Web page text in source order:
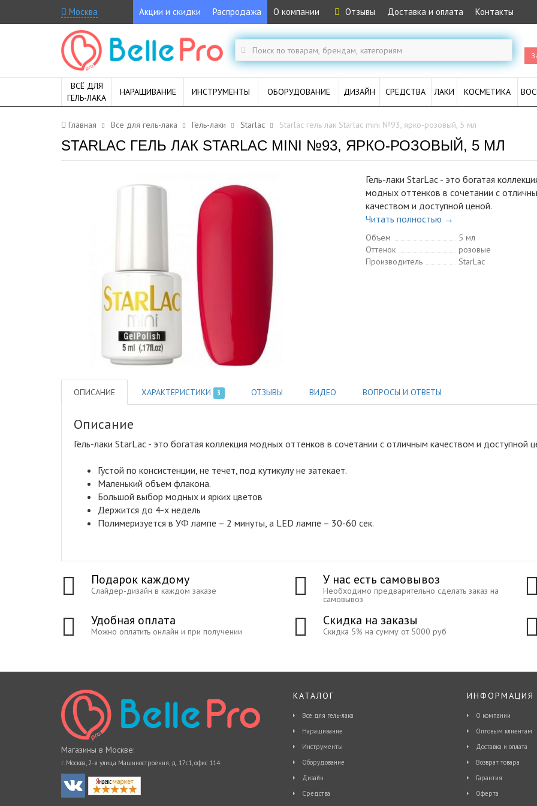
Москва Акции и скидки Распродажа О компании Отзывы Доставка и оплата Контакты
ВСЁ ДЛЯ
ГЕЛЬ-ЛАКА
НАРАЩИВАНИЕ ИНСТРУМЕНТЫ ОБОРУДОВАНИЕ ДИЗАЙН СРЕДСТВА ЛАКИ КОСМЕТИКА
Главная Все для гель-лака Гель-лаки Starlac Starlac гель лак Starlac mini №93, ярко-розовый, 5 мл
STARLAC ГЕЛЬ ЛАК STARLAC MINI №93, ЯРКО-РОЗОВЫЙ, 5 МЛ
Гель-лаки StarLac - это богатая
модных оттенков в сочетании с
качеством и доступной ценой.
Читать полностью →
Объем
5 мл
Оттенок
розовые
Производитель
StarLac
ОПИСАНИЕ ХАРАКТЕРИСТИКИ 3 ОТЗЫВЫ ВИДЕО ВОПРОСЫ И ОТВЕТЫ
Описание
Гель-лаки StarLac - это богатая коллекция модных оттенков в сочетании с отличным качеством и доступной
Густой по консистенции, не течет, под кутикулу не затекает.
Маленький объем флакона.
Большой выбор модных и ярких цветов
Держится до 4-х недель
Полимеризуется в УФ лампе – 2 минуты, а LED лампе – 30-60 сек.
Подарок каждому
Слайдер-дизайн в каждом заказе
У нас есть самовывоз
Необходимо предварительно сделать заказ на
самовывоз
Удобная оплата
Можно оплатить онлайн и при получении
Скидка на заказы
Скидка 5% на сумму от 5000 руб
Магазины в Москве:
г. Москва, 2-я улица Машиностроения, д. 17с1, офис 114
КАТАЛОГ
Все для гель-лака
Наращивание
Инструменты
Оборудование
Дизайн
Средства
ИНФОРМАЦИЯ
О компании
Оптовым клиентам
Доставка и оплата
Возврат товара
Гарантия
Оферта